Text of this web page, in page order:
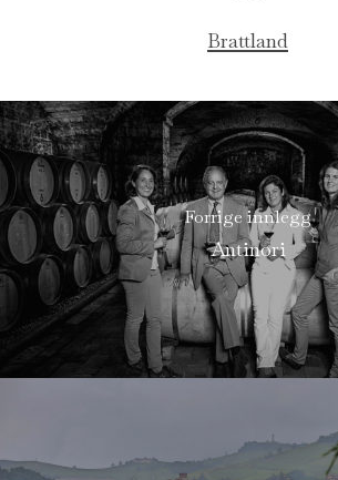
Brattland
Forrige innlegg
Antinori